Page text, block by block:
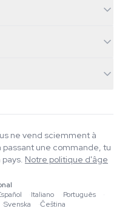
ne vend sciemment à
passant une commande, tu
Notre politique d'âge
·Italiano ·Português
·
·Svenska ·Čeština